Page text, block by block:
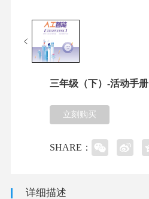
三年级（下）-活动手册
立刻购买
SHARE：
详细描述